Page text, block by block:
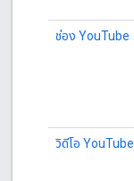
ช่อง YouTube
วิดีโอ YouTube